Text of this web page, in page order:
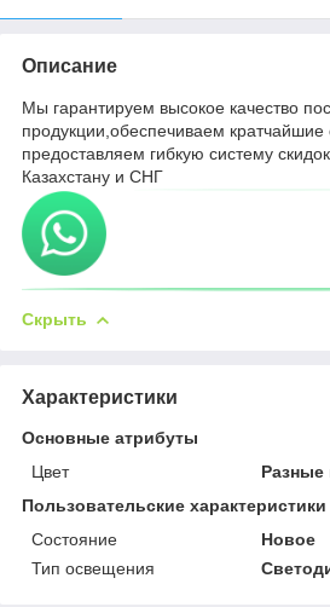
Описание
Мы гарантируем высокое качество
продукции,обеспечиваем кратчайшие
предоставляем гибкую систему
Казахстану и СНГ
Скрыть
Характеристики
Основные атрибуты
Цвет
Разные
Пользовательские характеристики
Состояние
Новое
Тип освещения